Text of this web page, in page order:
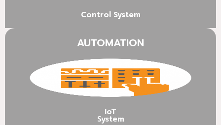
Control System
AUTOMATION
IoT
System